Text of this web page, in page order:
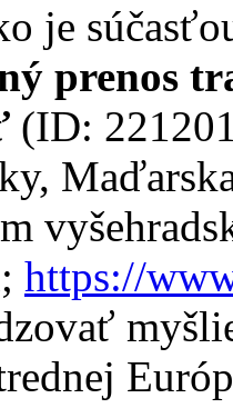
je
prenos
(ID:
https://